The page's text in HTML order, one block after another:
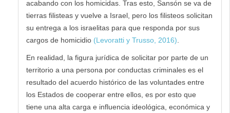
acabando con los homicidas. Tras esto, Sansón se va de
tierras filisteas y vuelve a Israel, pero los filisteos solicitan
su entrega a los israelitas para que responda por sus
cargos de homicidio (Levoratti y Trusso, 2016)
En realidad, la figura jurídica de solicitar por parte de un
territorio a una persona por conductas criminales es el
resultado del acuerdo histórico de las voluntades entre
los Estados de cooperar entre ellos, es por esto que
tiene una alta carga e influencia ideológica, económica y